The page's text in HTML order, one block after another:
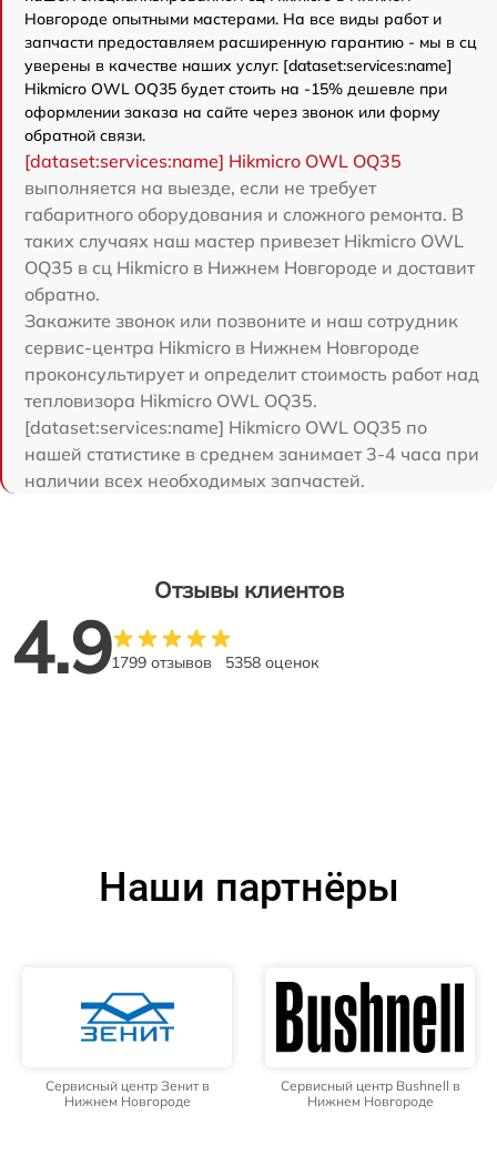
Новгороде опытными мастерами. На все виды работ и
запчасти предоставляем расширенную гарантию - мы в сц
уверены в качестве наших услуг. [dataset:services:name]
Hikmicro OWL OQ35 будет стоить на -15% дешевле при
оформлении заказа на сайте через звонок или форму
обратной связи.
[dataset:services:name] Hikmicro OWL OQ35
выполняется на выезде, если не требует
габаритного оборудования и сложного ремонта. В
таких случаях наш мастер привезет Hikmicro OWL
OQ35 в сц Hikmicro в Нижнем Новгороде и доставит
обратно.
Закажите звонок или позвоните и наш сотрудник
сервис-центра Hikmicro в Нижнем Новгороде
проконсультирует и определит стоимость работ над
тепловизора Hikmicro OWL OQ35.
[dataset:services:name] Hikmicro OWL OQ35 по
нашей статистике в среднем занимает 3-4 часа при
наличии всех необходимых запчастей.
Отзывы клиентов
4.91799 отзывов 5358 оценок
Наши партнёры
Сервисный центр Зенит в
Нижнем Новгороде
Сервисный центр Bushnell в
Нижнем Новгороде